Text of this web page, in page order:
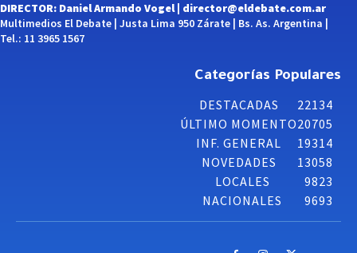
DIRECTOR: Daniel Armando Vogel | director@eldebate.com.ar
Multimedios El Debate | Justa Lima 950 Zárate | Bs. As. Argentina |
Tel.: 11 3965 1567
Categorías Populares
DESTACADAS
22134
ÚLTIMO MOMENTO20705
INF. GENERAL
19314
NOVEDADES
13058
LOCALES
9823
NACIONALES
9693